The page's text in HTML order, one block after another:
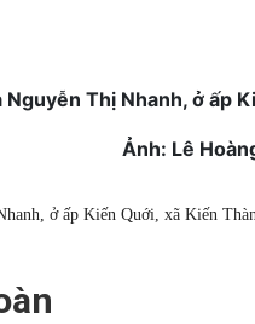
ở ấp Kiến Quới, xã Kiến